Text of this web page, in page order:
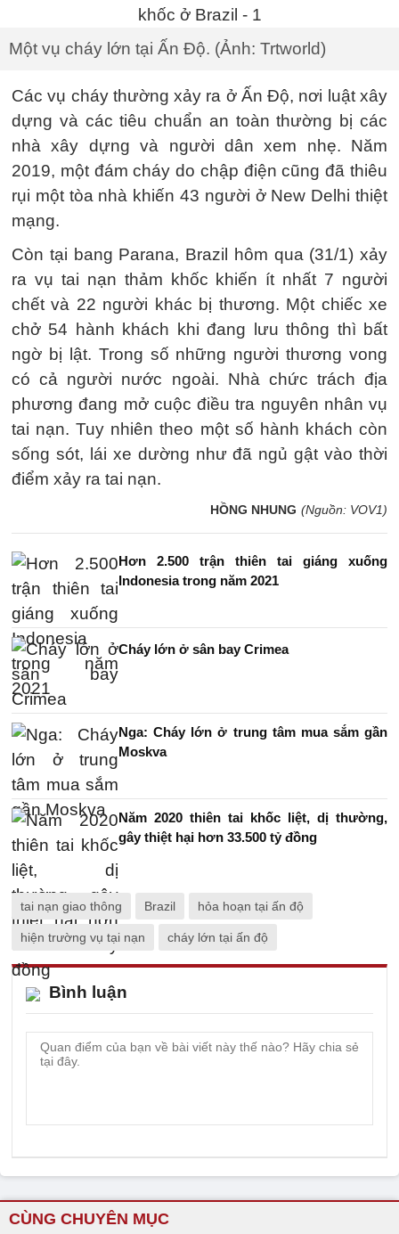
Một vụ cháy lớn tại Ấn Độ. (Ảnh: Trtworld)
Các vụ cháy thường xảy ra ở Ấn Độ, nơi luật xây
dựng và các tiêu chuẩn an toàn thường bị các
nhà xây dựng và người dân xem nhẹ. Năm
2019, một đám cháy do chập điện cũng đã thiêu
rụi một tòa nhà khiến 43 người ở New Delhi thiệt
mạng.
Còn tại bang Parana, Brazil hôm qua (31/1) xảy
ra vụ tai nạn thảm khốc khiến ít nhất 7 người
chết và 22 người khác bị thương. Một chiếc xe
chở 54 hành khách khi đang lưu thông thì bất
ngờ bị lật. Trong số những người thương vong
có cả người nước ngoài. Nhà chức trách địa
phương đang mở cuộc điều tra nguyên nhân vụ
tai nạn. Tuy nhiên theo một số hành khách còn
sống sót, lái xe dường như đã ngủ gật vào thời
điểm xảy ra tai nạn.
HỒNG NHUNG (Nguồn: VOV1)
Hơn 2.500 trận thiên tai giáng xuống
Indonesia trong năm 2021
Cháy lớn ở sân bay Crimea
Nga: Cháy lớn ở trung tâm mua sắm gần
Moskva
Năm 2020 thiên tai khốc liệt, dị thường,
gây thiệt hại hơn 33.500 tỷ đồng
tai nạn giao thông Brazil hỏa hoạn tại ấn độ
hiện trường vụ tại nạn cháy lớn tại ấn độ
Bình luận
CÙNG CHUYÊN MỤC